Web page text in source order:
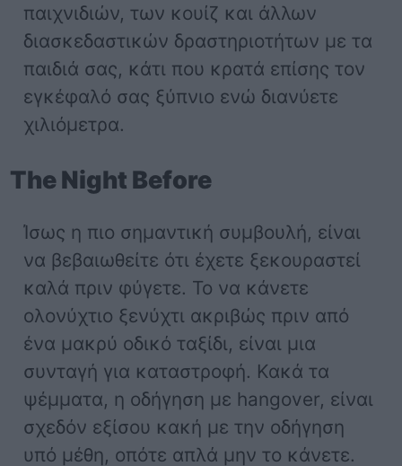
παιχνιδιών, των κουίζ και άλλων
διασκεδαστικών δραστηριοτήτων με τα
παιδιά σας, κάτι που κρατά επίσης τον
εγκέφαλό σας ξύπνιο ενώ διανύετε
χιλιόμετρα.
The Night Before
Ίσως η πιο σημαντική συμβουλή, είναι
να βεβαιωθείτε ότι έχετε ξεκουραστεί
καλά πριν φύγετε. Το να κάνετε
ολονύχτιο ξενύχτι ακριβώς πριν από
ένα μακρύ οδικό ταξίδι, είναι μια
συνταγή για καταστροφή. Κακά τα
ψέμματα, η οδήγηση με hangover, είναι
σχεδόν εξίσου κακή με την οδήγηση
υπό μέθη, οπότε απλά μην το κάνετε.